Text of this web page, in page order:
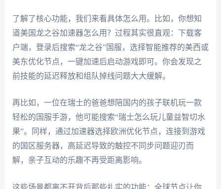
了解了核心功能，我们来看具体怎么用。比如，你想知
道美国龙之谷加速器怎么用？过程其实很直观：下载客
户端，登录后搜索“龙之谷”国服，选择智能推荐的美西或
美东优化节点，一键加速后启动游戏即可。你会发现之
前技能的延迟释放和组队掉线问题大大缓解。
再比如，一位在瑞士的爸爸想陪国内的孩子联机玩一款
轻松的国服手游，他可能搜索“瑞士怎么玩儿童益智切水
果”。同样，通过加速器选择欧洲优化节点，连接到游戏
的国区服务器，高延迟导致的触控不同步问题迎刃而
解，亲子互动的乐趣不再受距离影响。
这些场景都离不开背后那些扎实的功能：全球节点让你